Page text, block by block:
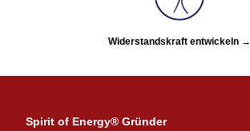
Widerstandskraft entwickeln →
Spirit of Energy® Gründer